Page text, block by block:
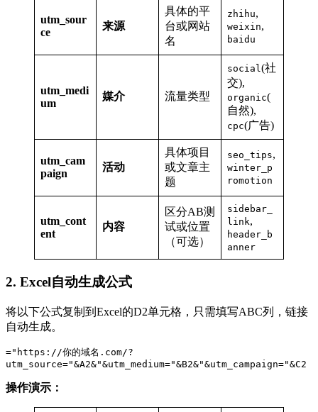
utm_sour
ce
来源
具体的平
台或网站
名
zhihu,
weixin,
baidu
utm_medi
um
媒介 流量类型
social(社
交),
organic(
自然),
cpc(广告)
utm_cam
paign
活动
具体项目
或文章主
题
seo_tips,
winter_p
romotion
utm_cont
ent
内容
区分AB测
试或位置
（可选）
sidebar_
link,
header_b
anner
2. Excel自动生成公式
将以下公式复制到Excel的D2单元格，只需填写ABC列，链接
自动生成。
="https://你的域名.com/?
utm_source="&A2&"&utm_medium="&B2&"&utm_campaign="&C2
操作演示：